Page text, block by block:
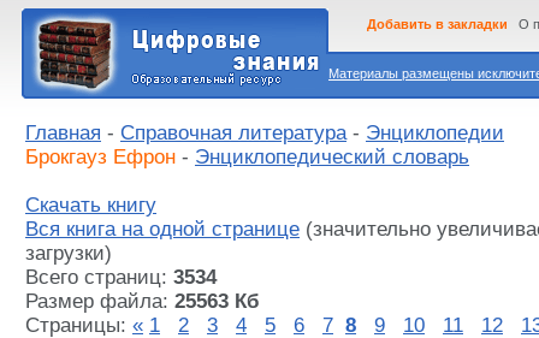
Материалы размещены
Добавить в закладки О
Главная - Справочная литература- Энциклопедии
Брокгауз Ефрон - Энциклопедический словарь
Скачать книгу
Вся книга на одной странице (значительно
загрузки)
Всего страниц: 3534
Размер файла: 25563 Кб
Страницы: « 1 2 3 4 5 6 7 8 9 10 11 12